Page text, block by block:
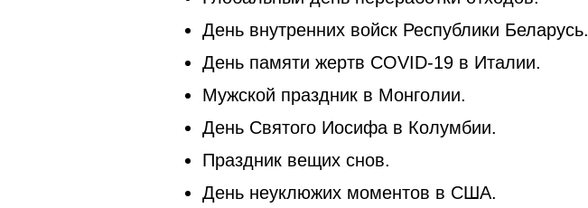
День внутренних войск Республики Беларусь.
День памяти жертв COVID-19 в Италии.
Мужской праздник в Монголии.
День Святого Иосифа в Колумбии.
Праздник вещих снов.
День неуклюжих моментов в США.